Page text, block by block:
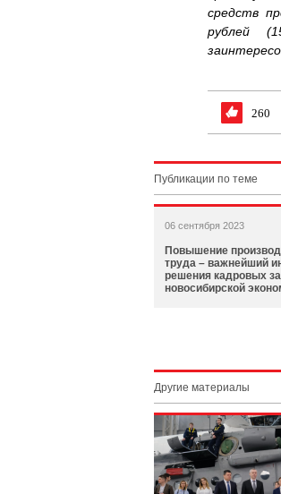
средств
рублей
260
Публикации по теме
06 сентября 2023
Повышение
труда – важнейший
решения кадровых
новосибирской
Другие материалы